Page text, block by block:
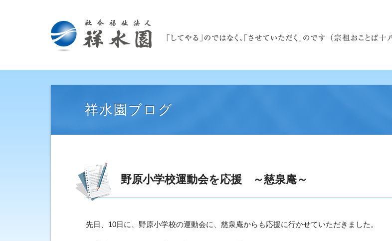
祥水園ブログ
野原小学校運動会を応援 ～慈泉庵～
先日、10日に、野原小学校の運動会に、慈泉庵からも応援に行かせていただきました。